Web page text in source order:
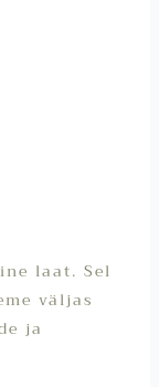
laat. Sel
väljas
ja